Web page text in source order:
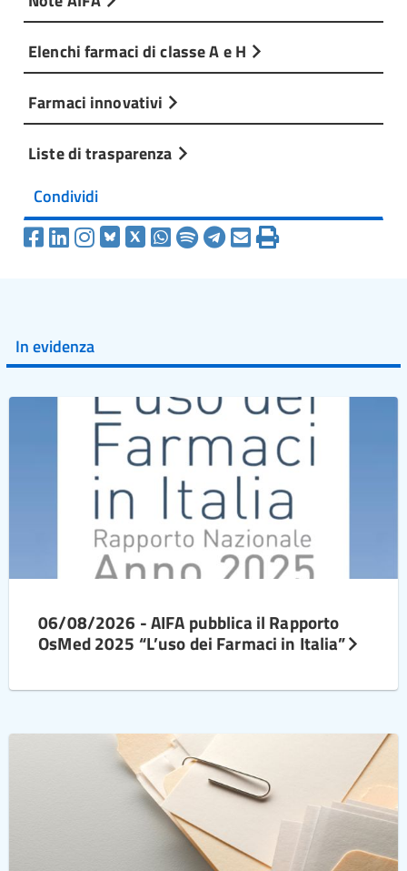
Elenchi farmaci di classe A e H
Farmaci innovativi
Liste di trasparenza
Condividi
In evidenza
06/08/2026 - AIFA pubblica il Rapporto
OsMed 2025 “L’uso dei Farmaci in Italia”